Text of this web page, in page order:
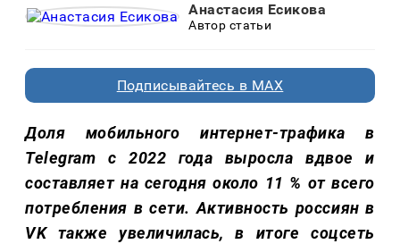
Анастасия Есикова
Автор статьи
Подписывайтесь в MAX
Доля мобильного интернет-трафика в
Telegram с 2022 года выросла вдвое и
составляет на сегодня около 11 % от всего
потребления в сети. Активность россиян в
VK также увеличилась, в итоге соцсеть